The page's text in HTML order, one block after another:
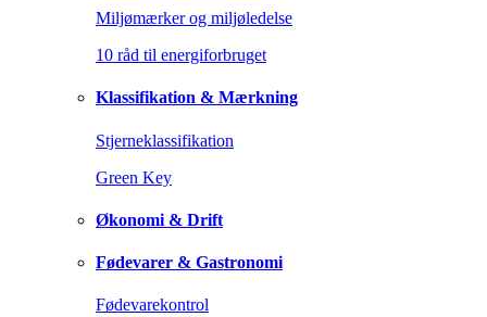
Miljømærker og miljøledelse
10 råd til energiforbruget
Klassifikation & Mærkning
Stjerneklassifikation
Green Key
Økonomi & Drift
Fødevarer & Gastronomi
Fødevarekontrol